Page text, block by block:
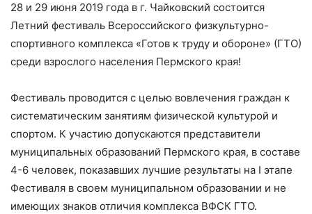
28 и 29 июня 2019 года в г. Чайковский состоится
Летний фестиваль Всероссийского физкультурно-
спортивного комплекса «Готов к труду и обороне» (ГТО)
среди взрослого населения Пермского края!
Фестиваль проводится с целью вовлечения граждан к
систематическим занятиям физической культурой и
спортом. К участию допускаются представители
муниципальных образований Пермского края, в составе
4-6 человек, показавших лучшие результаты на I этапе
Фестиваля в своем муниципальном образовании и не
имеющих знаков отличия комплекса ВФСК ГТО.